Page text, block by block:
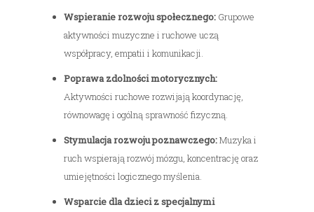
Wspieranie rozwoju społecznego:Grupowe
aktywności muzyczne i ruchowe uczą
współpracy, empatii i komunikacji.
Poprawa zdolności motorycznych:
Aktywności ruchowe rozwijają koordynację,
równowagę i ogólną sprawność fizyczną.
Stymulacja rozwoju poznawczego:Muzyka i
ruch wspierają rozwój mózgu, koncentrację oraz
umiejętności logicznego myślenia.
Wsparcie dla dzieci z specjalnymi